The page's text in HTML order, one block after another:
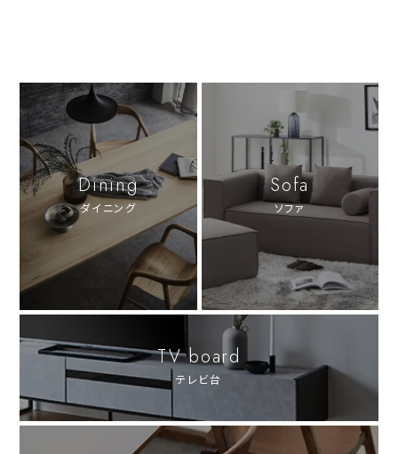
Dining
ダイニング
Sofa
ソファ
TV board
テレビ台